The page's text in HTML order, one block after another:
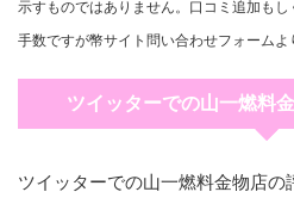
示すものではありません。口コミ追加も
手数ですが幣サイト問い合わせフォームよ
ツイッターでの山一燃料
ツイッターでの山一燃料金物店